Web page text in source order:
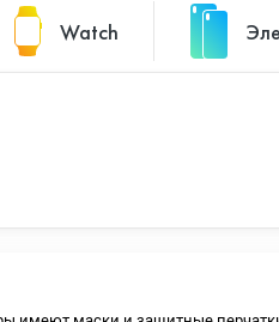
Watch
Apple Watch Series